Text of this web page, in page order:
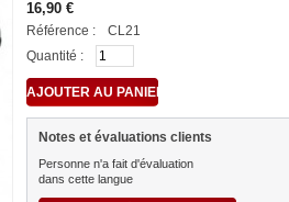
16,90 €
Référence :
CL21
Quantité :
Notes et évaluations clients
Personne n'a fait d'évaluation
dans cette langue